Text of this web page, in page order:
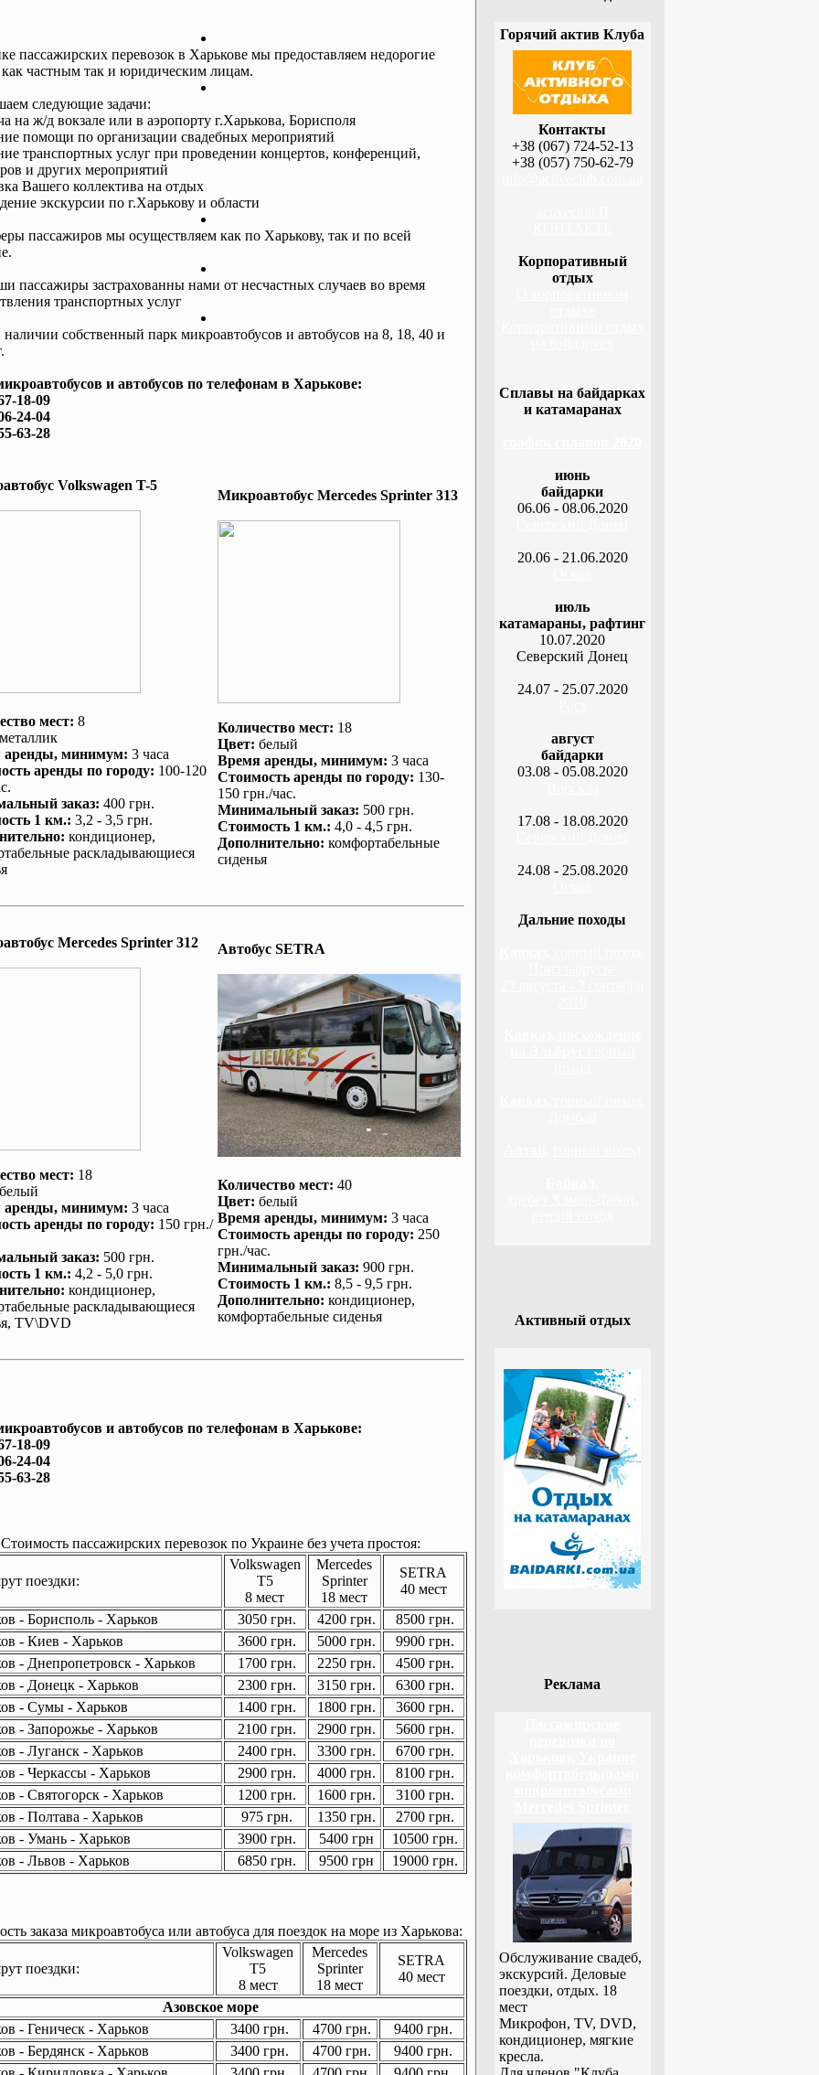
пассажирских перевозок в Харькове мы предоставляем недорогие
как частным так и юридическим лицам.
следующие задачи:
на ж/д вокзале или в аэропорту г.Харькова, Борисполя
помощи по организации свадебных мероприятий
транспортных услуг при проведении концертов, конференций,
и других мероприятий
Вашего коллектива на отдых
экскурсии по г.Харькову и области
пассажиров мы осуществляем как по Харькову, так и по всей
пассажиры застрахованны нами от несчастных случаев во время
транспортных услуг
собственный парк микроавтобусов и автобусов на 8, 18, 40 и
и автобусов по телефонам в Харькове:
18-09
24-04
63-28
Volkswagen T-5
мест: 8
металлик
аренды, минимум: 3 часа
аренды по городу: 100-120
заказ: 400 грн.
1 км.: 3,2 - 3,5 грн.
: кондиционер,
раскладывающиеся
Микроавтобус Mеrcedes Sprinter 313
Количество мест: 18
Цвет: белый
Время аренды, минимум: 3 часа
Стоимость аренды по городу: 130-
150 грн./час.
Минимальный заказ: 500 грн.
Стоимость 1 км.: 4,0 - 4,5 грн.
Дополнительно: комфортабельные
сиденья
Mеrcedes Sprinter 312
мест: 18
белый
аренды, минимум: 3 часа
аренды по городу: 150 грн./
заказ: 500 грн.
1 км.: 4,2 - 5,0 грн.
: кондиционер,
раскладывающиеся
TV\DVD
Автобус SETRA
Количество мест: 40
Цвет: белый
Время аренды, минимум: 3 часа
Стоимость аренды по городу: 250
грн./час.
Минимальный заказ: 900 грн.
Стоимость 1 км.: 8,5 - 9,5 грн.
Дополнительно: кондиционер,
комфортабельные сиденья
и автобусов по телефонам в Харькове:
18-09
24-04
63-28
Стоимость пассажирских перевозок по Украине без учета простоя:
поездки:
Volkswagen
T5
8 мест
Mercedes
Sprinter
18 мест
SETRA
40 мест
- Борисполь - Харьков
3050 грн. 4200 грн.
8500 грн.
- Киев - Харьков
3600 грн. 5000 грн.
9900 грн.
- Днепропетровск - Харьков
1700 грн. 2250 грн.
4500 грн.
- Донецк - Харьков
2300 грн. 3150 грн.
6300 грн.
- Сумы - Харьков
1400 грн. 1800 грн.
3600 грн.
- Запорожье - Харьков
2100 грн. 2900 грн.
5600 грн.
- Луганск - Харьков
2400 грн. 3300 грн.
6700 грн.
- Черкассы - Харьков
2900 грн. 4000 грн.
8100 грн.
- Святогорск - Харьков
1200 грн. 1600 грн.
3100 грн.
- Полтава - Харьков
975 грн. 1350 грн.
2700 грн.
- Умань - Харьков
3900 грн. 5400 грн
10500 грн.
- Львов - Харьков
6850 грн. 9500 грн 19000 грн.
заказа микроавтобуса или автобуса для поездок на море из Харькова:
поездки:
Volkswagen
T5
8 мест
Mercedes
Sprinter
18 мест
SETRA
40 мест
Азовское море
- Геническ - Харьков
3400 грн. 4700 грн.
9400 грн.
- Бердянск - Харьков
3400 грн. 4700 грн.
9400 грн.
Горячий актив Клуба
Контакты
+38 (067) 724-52-13
+38 (057) 750-62-79
Корпоративный
отдых
Сплавы на байдарках
и катамаранах
июнь
байдарки
06.06 - 08.06.2020
20.06 - 21.06.2020
июль
катамараны, рафтинг
10.07.2020
Северский Донец
24.07 - 25.07.2020
август
байдарки
03.08 - 05.08.2020
17.08 - 18.08.2020
24.08 - 25.08.2020
Дальние походы
Активный отдых
Реклама
Обслуживание свадеб,
экскурсий. Деловые
поездки, отдых. 18
мест
Микрофон, TV, DVD,
кондиционер, мягкие
кресла.